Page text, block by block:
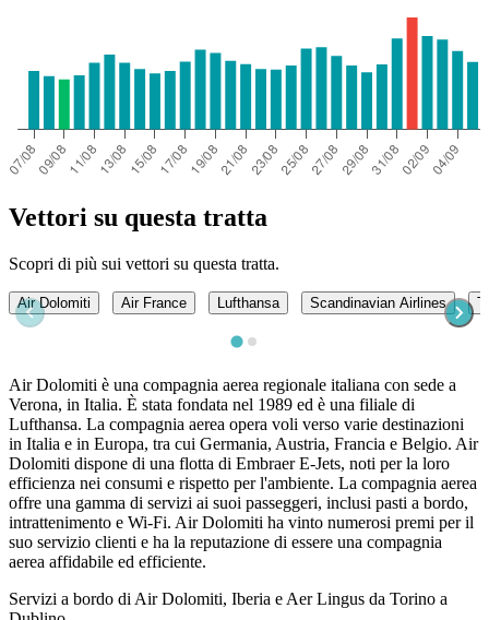
Vettori su questa tratta
Scopri di più sui vettori su questa tratta.
Air Dolomiti Air France Lufthansa Scandinavian Airlines
Air Dolomiti è una compagnia aerea regionale italiana con sede a
Verona, in Italia. È stata fondata nel 1989 ed è una filiale di
Lufthansa. La compagnia aerea opera voli verso varie destinazioni
in Italia e in Europa, tra cui Germania, Austria, Francia e Belgio. Air
Dolomiti dispone di una flotta di Embraer E-Jets, noti per la loro
efficienza nei consumi e rispetto per l'ambiente. La compagnia aerea
offre una gamma di servizi ai suoi passeggeri, inclusi pasti a bordo,
intrattenimento e Wi-Fi. Air Dolomiti ha vinto numerosi premi per il
suo servizio clienti e ha la reputazione di essere una compagnia
aerea affidabile ed efficiente.
Servizi a bordo di Air Dolomiti, Iberia e Aer Lingus da Torino a